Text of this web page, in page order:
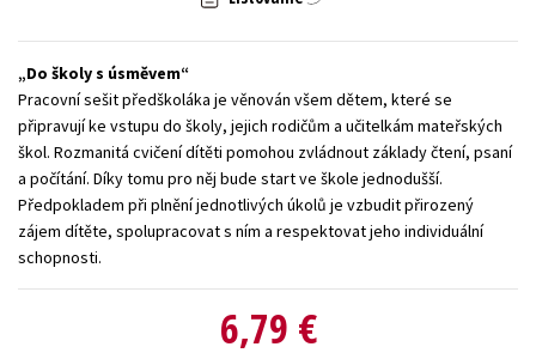
Výchova a pedagogika
Zdravie a životný štýl
Všetky tituly
Do školy s úsměvem
Pracovní sešit předškoláka je věnován všem dětem, které se
připravují ke vstupu do školy, jejich rodičům a učitelkám mateřských
škol. Rozmanitá cvičení dítěti pomohou zvládnout základy čtení, psaní
a počítání. Díky tomu pro něj bude start ve škole jednodušší.
Předpokladem při plnění jednotlivých úkolů je vzbudit přirozený
zájem dítěte, spolupracovat s ním a respektovat jeho individuální
schopnosti.
6,79 €